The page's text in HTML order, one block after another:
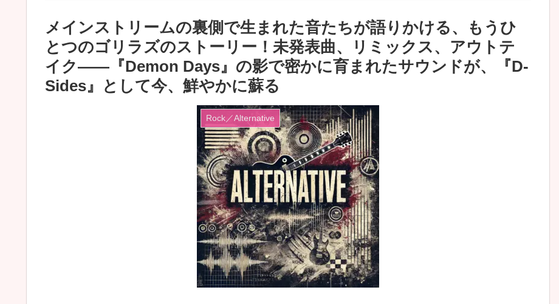
メインストリームの裏側で生まれた音たちが語りかける、もうひ
とつのゴリラズのストーリー！未発表曲、リミックス、アウトテ
イク——『Demon Days』の影で密かに育まれたサウンドが、『D-
Sides』として今、鮮やかに蘇る
Rock／Alternative